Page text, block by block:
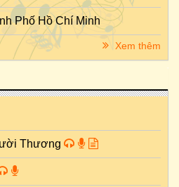
Phố Hồ Chí Minh
Xem thêm
Thương